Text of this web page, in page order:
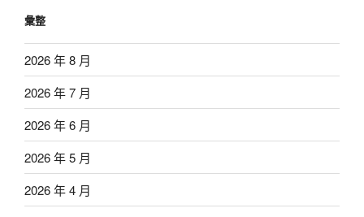
彙整
2026 年 8 月
2026 年 7 月
2026 年 6 月
2026 年 5 月
2026 年 4 月